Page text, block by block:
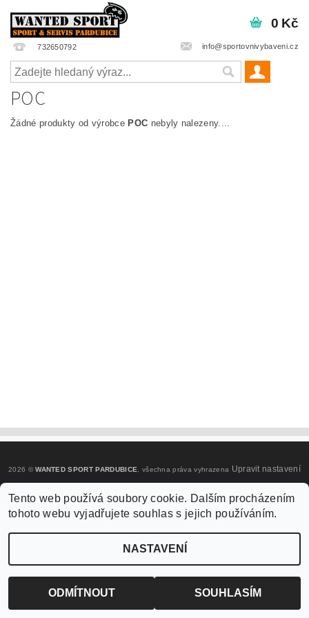
732650792 info@sportovnivybaveni.cz
0 Kč
POC
Žádné produkty od výrobce POC nebyly nalezeny....
2026 ©WANTED SPORT PARDUBICE , všechna práva vyhrazena Upravit nastavení
cookies
Vytvořil Shoptet
Tento web používá soubory cookie. Dalším procházením
tohoto webu vyjadřujete souhlas s jejich používáním.
NASTAVENÍ
ODMÍTNOUT SOUHLASÍM